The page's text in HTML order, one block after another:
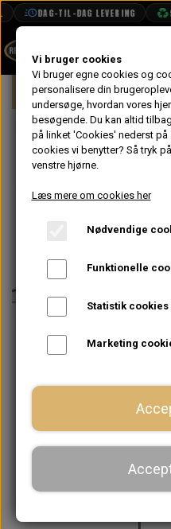
DAG-TIL-DAG LEVERING
BOOK TID
PROJEKTER
TEKNISK DATA
VANDPOLERING
Forside Mini
På lager
Med
Vi bruger cookies
Vi bruger egne cookies og
personalisere din
undersøge, hvordan vores
besøgende. Du kan altid
på linket 'Cookies' nederst på
cookies vi benytter? Så tryk
venstre hjørne.
Læs mere om cookies her
Nødvendige
Funktionelle
Statistik cookies
Marketing